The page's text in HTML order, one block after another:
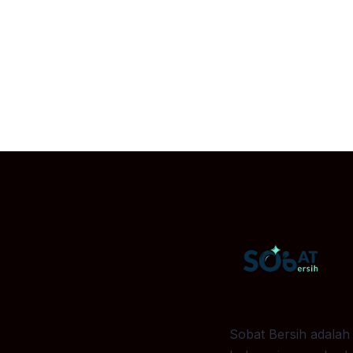
Sobat Bersih